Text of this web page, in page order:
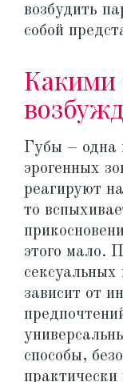
возбудить
собой
Губы – одна
эрогенных
реагируют
то
этого мало.
зависит от
способы,